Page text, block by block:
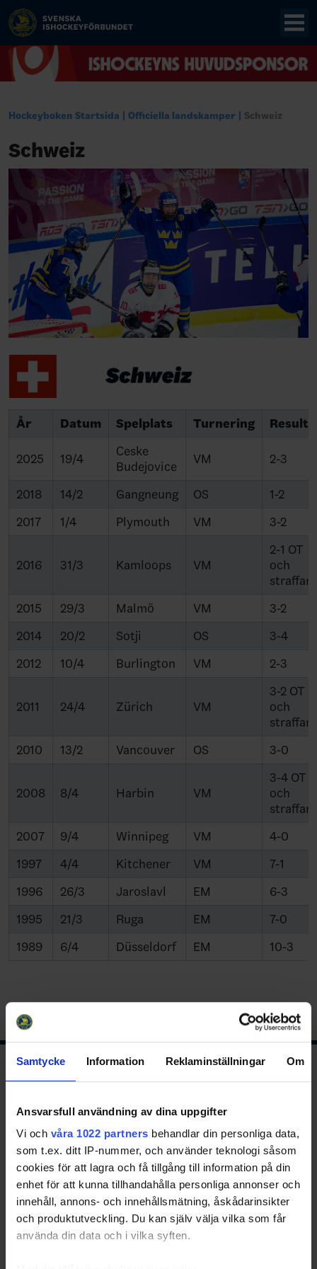
Samtycke Information Reklaminställningar Om
Ansvarsfull användning av dina uppgifter
Vi och våra 1022 partners behandlar din personliga data,
som t.ex. ditt IP-nummer, och använder teknologi såsom
cookies för att lagra och få tillgång till information på din
enhet för att kunna tillhandahålla personliga annonser och
innehåll, annons- och innehållsmätning, åskådarinsikter
och produktutveckling. Du kan själv välja vilka som får
använda din data och i vilka syften.
Hockeyboken Startsida Officiella landskamper Schweiz
Schweiz
År Datum Spelplats Turnering
2025 19/4
Ceske
Budejovice
VM 2-3
2018 14/2 Gangneung OS
1-2
2017
1/4 Plymouth VM 3-2
2016 31/3 Kamloops VM
2-1 OT
och
straffar
2015
29/3 Malmö VM
3-2
2014
20/2 Sotji OS
3-4
2012
10/4 Burlington VM 2-3
2011 24/4 Zürich VM
3-2 OT
och
straffar
2010
13/2 Vancouver OS 3-0
2008 8/4 Harbin VM
3-4 OT
och
straffar
2007
9/4 Winnipeg VM
4-0
1997
4/4 Kitchener VM
7-1
1996
26/3 Jaroslavl EM
6-3
1995
21/3 Ruga EM
7-0
1989
6/4 Düsseldorf EM 10-3
Huvudpartners